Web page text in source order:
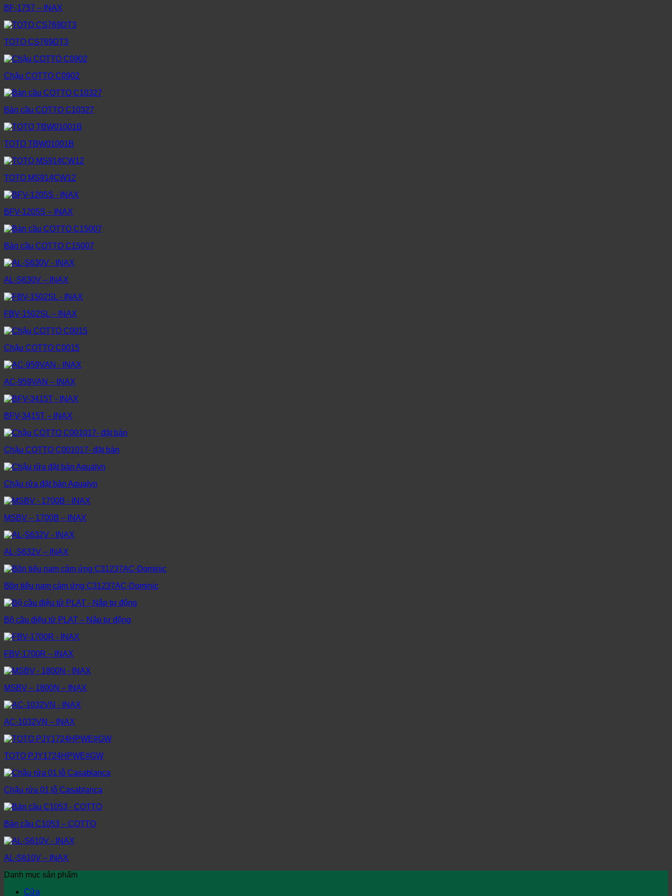
BF-1757 – INAX
TOTO CS769DT3
Chậu COTTO C0902
Bàn cầu COTTO C10327
TOTO TBW01001B
TOTO MS914CW12
BFV-1205S – INAX
Bàn cầu COTTO C15007
AL-S630V – INAX
FBV-1502SL – INAX
Chậu COTTO C0015
AC-959VAN – INAX
BFV-3415T – INAX
Chậu COTTO C001017- đặt bàn
Chậu rửa đặt bàn Aqualyn
MSBV – 1700B – INAX
AL-S632V – INAX
Bồn tiểu nam cảm ứng C31237AC-Dominic
Bộ cầu điệu tử PLAT – Nắp tự động
FBV-1700R – INAX
MSBV – 1800N – INAX
AC-1032VN – INAX
TOTO PJY1724HPWE#GW
Chậu rửa 01 lỗ Casablanca
Bàn cầu C1053 – COTTO
AL-S610V – INAX
Danh mục sản phẩm
Cửa